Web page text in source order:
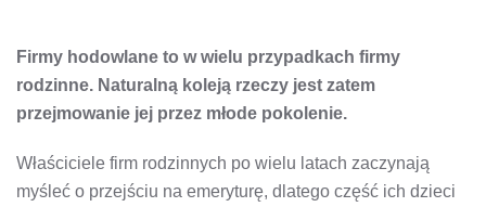
FIRMĘ
Firmy hodowlane to w wielu przypadkach firmy
rodzinne. Naturalną koleją rzeczy jest zatem
przejmowanie jej przez młode pokolenie.
Właściciele firm rodzinnych po wielu latach zaczynają
myśleć o przejściu na emeryturę, dlatego część ich dzieci